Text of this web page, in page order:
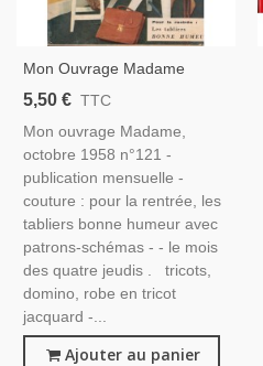
Mon Ouvrage Madame
Octobre 1958 N°121-
1950, Broderie, Tricot, Mode
1950
5,50 € TTC
Mon ouvrage Madame,
octobre 1958 n°121 -
publication mensuelle -
couture : pour la rentrée, les
tabliers bonne humeur avec
patrons-schémas - - le mois
des quatre jeudis . tricots,
domino, robe en tricot
jacquard -...
Ajouter au panier